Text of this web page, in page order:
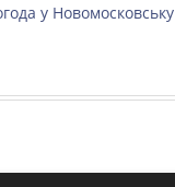
у Новомосковську